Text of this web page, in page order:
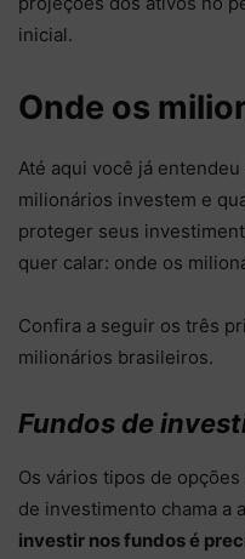
inicial.
Onde os
Até aqui você já
milionários investem e
proteger seus
quer calar: onde os
Confira a seguir os três
milionários brasileiros.
Fundos de
Os vários tipos de
de investimento chama a
investir nos fundos é